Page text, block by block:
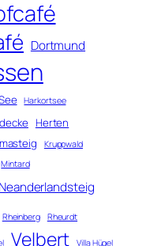
Dortmund
Harkortsee
Herten
Kruppwald
Mintard
Neanderlandsteig
Rheinberg Rheurdt
Velbert
Villa Hügel